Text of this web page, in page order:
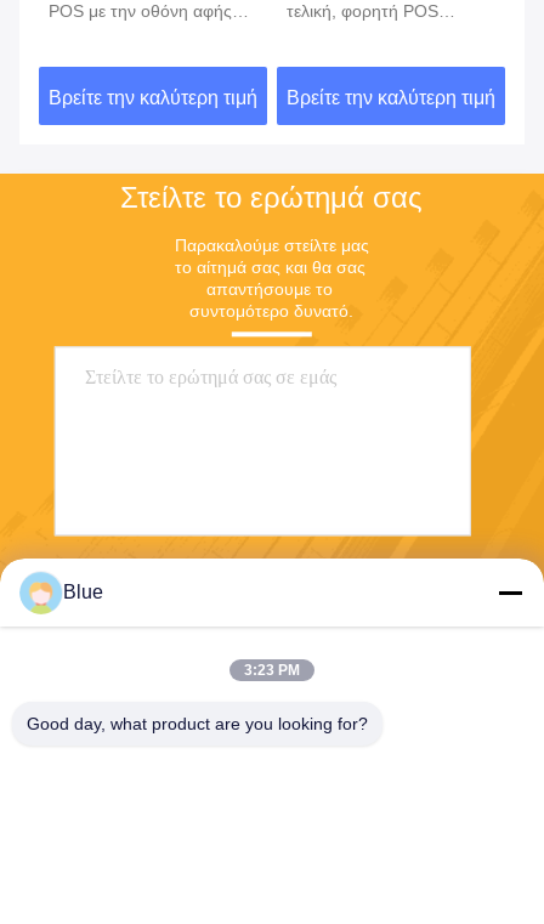
POS με την οθόνη αφής
αποτυπωμάτων
Βρείτε την καλύτερη τιμή
τελική, φορητή POS
ενσωματωμένη την
εκτυπωτής μπαταρία
Βρείτε την καλύτερη τιμή
Στείλτε το ερώτημά σας
Παρακαλούμε στείλτε μας
το αίτημά σας και θα σας
απαντήσουμε το
συντομότερο δυνατό.
Blue
3:23 PM
Good day, what product are you looking for?